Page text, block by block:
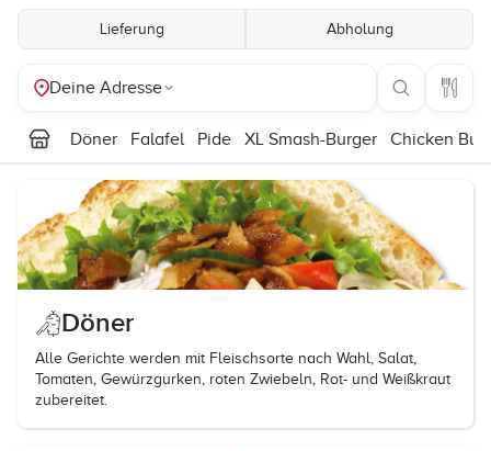
Lieferung Abholung
Deine Adresse
Döner Falafel Pide XL Smash-Burger Chicken
Döner
Alle Gerichte werden mit Fleischsorte nach Wahl, Salat,
Tomaten, Gewürzgurken, roten Zwiebeln, Rot- und Weißkraut
zubereitet.